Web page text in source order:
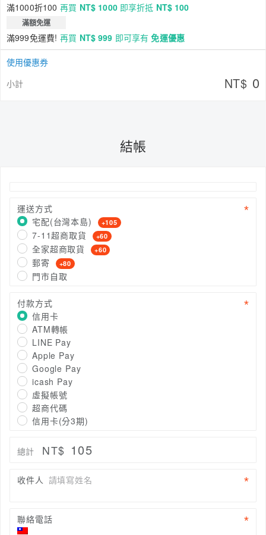
滿1000折100 再買 NT$ 1000即享折抵 NT$ 100
滿額免運
滿999免運費! 再買 NT$ 999 即可享有免運優惠
使用優惠券
小計
NT$ 0
結帳
運送方式
宅配(台灣本島)
+105
7-11超商取貨 +60
全家超商取貨 +60
郵寄 +80
門市自取
付款方式
信用卡
ATM轉帳
LINE Pay
Apple Pay
Google Pay
icash Pay
虛擬帳號
超商代碼
信用卡(分3期)
總計 NT$ 105
收件人 請填寫姓名
聯絡電話